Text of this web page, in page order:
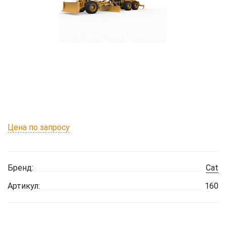
Цена по запросу
Бренд:
Cat
Артикул:
160